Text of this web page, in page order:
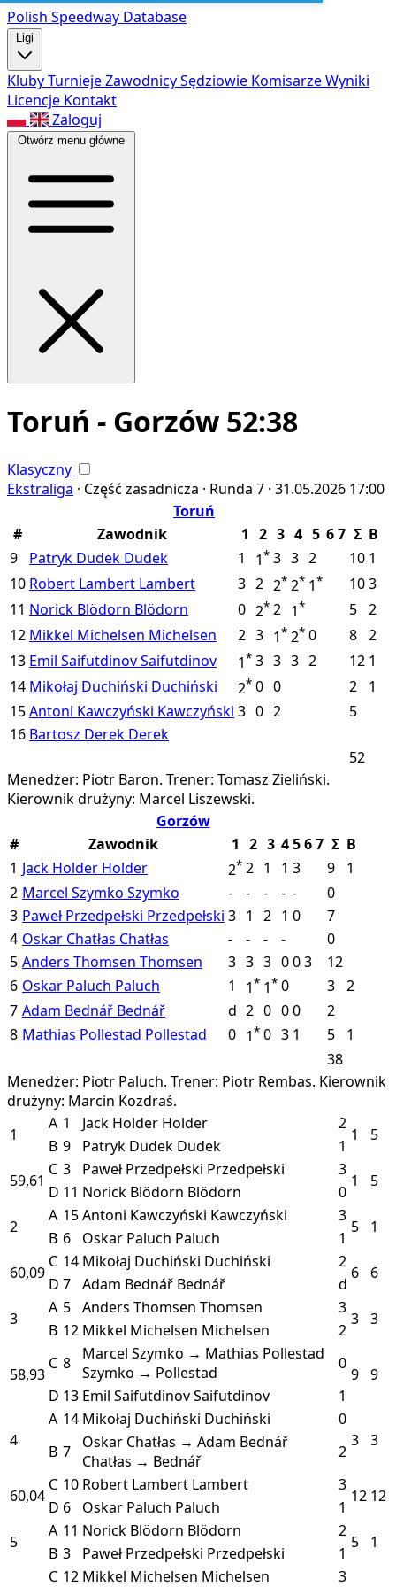
Polish Speedway Database
Ligi
KlubyTurniejeZawodnicySędziowie KomisarzeWyniki
Licencje Kontakt
Zaloguj
Otwórz menu główne
Toruń - Gorzów 52:38
Klasyczny
Ekstraliga · Część zasadnicza · Runda 7 · 31.05.2026 17:00
Toruń
#
Zawodnik 1 2 3 4 5 67 Σ B
9
Patryk Dudek Dudek 1 1* 3 3 2 10 1
10 Robert Lambert Lambert 3 2 2* 2* 1* 103
11 Norick Blödorn Blödorn 0 2* 2 1* 5 2
12 Mikkel Michelsen Michelsen 2 3 1* 2* 0 8 2
13 Emil SaifutdinovSaifutdinov 1* 3 3 3 2 12 1
14 Mikołaj Duchiński Duchiński 2* 0 0 2
1
15Antoni Kawczyński Kawczyński 3 0 2
5
16 Bartosz Derek Derek
52
Menedżer: Piotr Baron. Trener: Tomasz Zieliński.
Kierownik drużyny: Marcel Liszewski.
Gorzów
#
Zawodnik 1 2 3 4567 Σ B
1 Jack Holder Holder 2* 2 1 1 3 9
1
2 Marcel Szymko Szymko - - - - -
0
3 Paweł Przedpełski Przedpełski 3 1 2 1 0
7
4 Oskar Chatłas Chatłas - - - -
0
5 Anders Thomsen Thomsen 3 3 3 003
12
6 Oskar Paluch Paluch 1 1* 1* 0 3 2
7 Adam Bednář Bednář d 2 0 00
2
8 Mathias Pollestad Pollestad 0 1* 0 3 1 5
1
38
Menedżer: Piotr Paluch. Trener: Piotr Rembas. Kierownik
drużyny: Marcin Kozdraś.
1
A 1 Jack Holder Holder 2
1 5
B 9 Patryk Dudek Dudek
1
59,61
C 3 Paweł Przedpełski Przedpełski 3
1 5
D 11 Norick Blödorn Blödorn
0
2
A 15Antoni Kawczyński Kawczyński 3
5 1
B 6 Oskar Paluch Paluch
1
60,09
C 14 Mikołaj Duchiński Duchiński 2
6 6
D 7 Adam Bednář Bednář
d
3
A 5 Anders Thomsen Thomsen 3
3 3
B 12 Mikkel Michelsen Michelsen 2
58,93
C 8
Marcel Szymko → Mathias Pollestad
Szymko → Pollestad
0
9 9
D 13 Emil SaifutdinovSaifutdinov 1
4
A 14 Mikołaj Duchiński Duchiński
0
3 3
B 7
Oskar Chatłas → Adam Bednář
Chatłas → Bednář
2
60,04
C 10 Robert Lambert Lambert 3
12 12
D 6 Oskar Paluch Paluch
1
5
A 11 Norick Blödorn Blödorn 2
5 1
B 3 Paweł Przedpełski Przedpełski
1
C 12 Mikkel Michelsen Michelsen 3